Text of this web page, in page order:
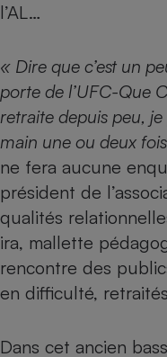
l’AL…
« Dire que c’est un
porte de l’UFC-Que
retraite depuis peu,
main une ou deux
ne fera aucune
président de
qualités
ira, mallette
rencontre des
en difficulté,
Dans cet ancien